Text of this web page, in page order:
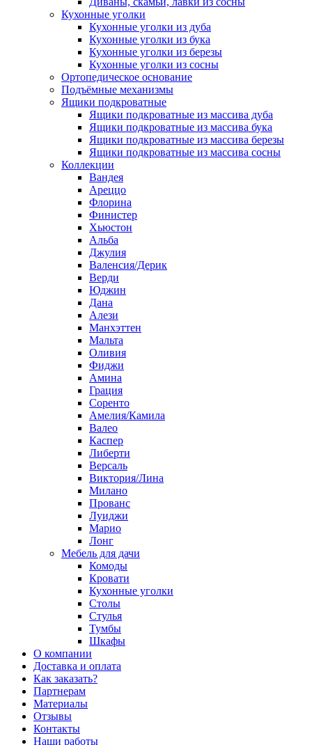
Кухонные уголки
Кухонные уголки из дуба
Кухонные уголки из бука
Кухонные уголки из березы
Кухонные уголки из сосны
Ортопедическое основание
Подъёмные механизмы
Ящики подкроватные
Ящики подкроватные из массива дуба
Ящики подкроватные из массива бука
Ящики подкроватные из массива березы
Ящики подкроватные из массива сосны
Коллекции
Вандея
Ареццо
Флорина
Финистер
Хьюстон
Альба
Джулия
Валенсия/Дерик
Верди
Юджин
Дана
Алези
Манхэттен
Мальта
Оливия
Фиджи
Амина
Грация
Соренто
Амелия/Камила
Валео
Каспер
Либерти
Версаль
Виктория/Лина
Милано
Прованс
Луиджи
Марио
Лонг
Мебель для дачи
Комоды
Кровати
Кухонные уголки
Столы
Стулья
Тумбы
Шкафы
О компании
Доставка и оплата
Как заказать?
Партнерам
Материалы
Отзывы
Контакты
Наши работы